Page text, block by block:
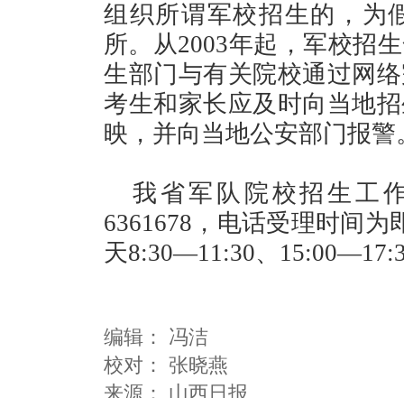
组织所谓军校招生的，为
所。从2003年起，军校招
生部门与有关院校通过网
考生和家长应及时向当地
映，并向当地公安部门报警
我省军队院校招生工
6361678，电话受理时间
天8:30—11:30、
编辑： 冯洁
校对： 张晓燕